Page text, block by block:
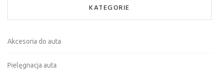
KATEGORIE
Akcesoria do auta
Pielęgnacja auta